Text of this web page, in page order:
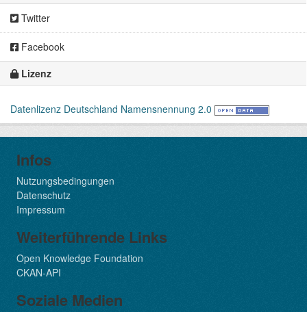
Twitter
Facebook
Lizenz
Datenlizenz Deutschland Namensnennung 2.0
Infos
Nutzungsbedingungen
Datenschutz
Impressum
Weiterführende Links
Open Knowledge Foundation
CKAN-API
Soziale Medien